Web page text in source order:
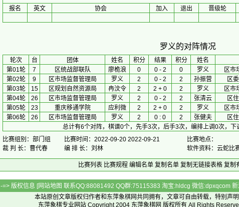
报名
英文 协会 加入 退出 晋级轮
罗义的对阵情况
轮次 台 团体 姓名 积分 结果 积分 姓名
第01轮
7 区统战部联队 廖桅浪 0 0 - 2 0 罗义 区市
第02轮
9 区市场监督管理局 罗义 2 0 - 2 2 孙振营 区
第03轮
15 区规划自然资源局 冉汶令 2 2 + 0 2 罗义 区市
第04轮
26 区市场监督管理局 罗义 2 0 - 2 2 张清云 区
第05轮
23 重庆移通学院 应利微 2 2 + 0 2 罗义 区市
第06轮
26 区市场监督管理局 罗义 2 0 : 0 2 张健夫 区
总计有6个对阵，棋谱0个，先手3次，后手3次，编排上调0次，
比赛组别：部门组
比赛时间：2022-09-20 2022-09-21 比赛地点：
裁 判 长：曹代春
编 排 长：刘林 软件资料：云蛇比
比赛列表 比赛规程 编辑名单 复制名单 复制无链接表格 复制
-=> 版权信息 [网站地图 联系QQ:88081492 QQ群:75115383 淘宝:hldcg 微信:dpxqcom
本站原创文章版权归作者和 东萍象棋网共同拥有，文章可自由转载，特别声
东萍象棋专业网站 Copyright 2004 东萍象棋网 版权所有 All Rights